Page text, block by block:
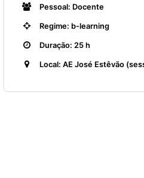
Pessoal: Docente
Regime: b-learning
Duração: 25 h
Local: AE José Estêvão